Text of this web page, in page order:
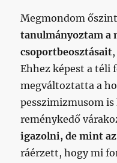
Megmondom
tanulmányoztam a
csoportbeosztásait
Ehhez képest a téli
megváltoztatta a
pesszimizmusom
reménykedő
igazolni, de mint
ráérzett, hogy mi